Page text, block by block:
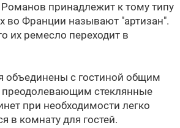
принадлежит к тому типу
во Франции называют "артизан".
их ремесло переходит в
объединены с гостиной общим
преодолевающим стеклянные
при необходимости легко
в комнату для гостей.